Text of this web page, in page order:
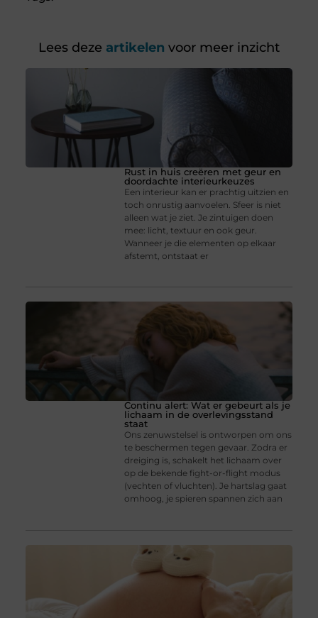
Lees deze artikelen voor meer inzicht
Rust in huis creëren met geur en
doordachte interieurkeuzes
Een interieur kan er prachtig uitzien en
toch onrustig aanvoelen. Sfeer is niet
alleen wat je ziet. Je zintuigen doen
mee: licht, textuur en ook geur.
Wanneer je die elementen op elkaar
afstemt, ontstaat er
Continu alert: Wat er gebeurt als je
lichaam in de overlevingsstand
staat
Ons zenuwstelsel is ontworpen om ons
te beschermen tegen gevaar. Zodra er
dreiging is, schakelt het lichaam over
op de bekende fight-or-flight modus
(vechten of vluchten). Je hartslag gaat
omhoog, je spieren spannen zich aan